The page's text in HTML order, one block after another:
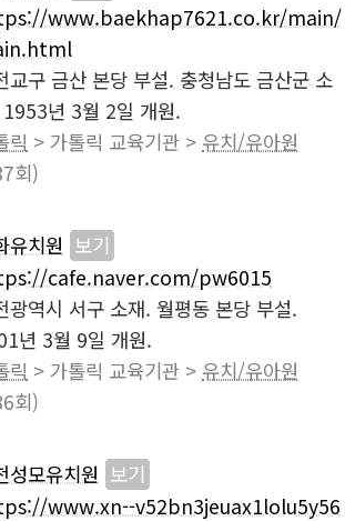
www.baekhap7621.co.kr/main/
교구 금산 본당 부설. 충청남도 금산군 소
년 3월 2일 개원.
릭 > 가톨릭 교육기관 > 유치/유아원
회)
유치원 보기
cafe.naver.com/pw6015
광역시 서구 소재. 월평동 본당 부설.
년 3월 9일 개원.
릭 > 가톨릭 교육기관 > 유치/유아원
회)
성모유치원 보기
www.xn--v52bn3jeuax1lolu5y56